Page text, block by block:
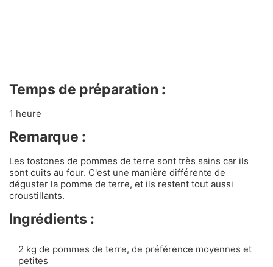
Temps de préparation :
1 heure
Remarque :
Les tostones de pommes de terre sont très sains car ils
sont cuits au four. C'est une manière différente de
déguster la pomme de terre, et ils restent tout aussi
croustillants.
Ingrédients :
2 kg de pommes de terre, de préférence moyennes et
petites